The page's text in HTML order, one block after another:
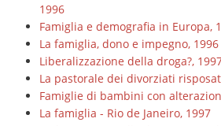
1996
Famiglia e demografia in Europa,
La famiglia, dono e impegno, 1996
Liberalizzazione della droga?,
La pastorale dei divorziati
Famiglie di bambini con
La famiglia - Rio de Janeiro, 1997